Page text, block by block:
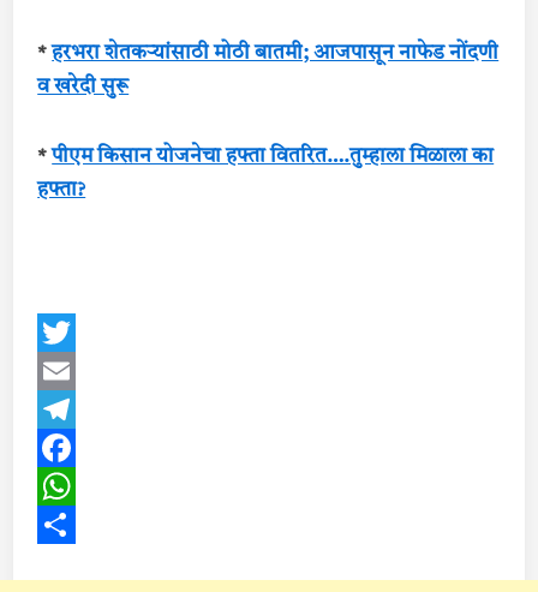
*हरभरा शेतकऱ्यांसाठी मोठी बातमी; आजपासून नाफेड नोंदणी
व खरेदी सुरू
*पीएम किसान योजनेचा हफ्ता वितरित….तुम्हाला मिळाला का
हफ्ता?
Twitter
Email
Telegram
Facebook
WhatsApp